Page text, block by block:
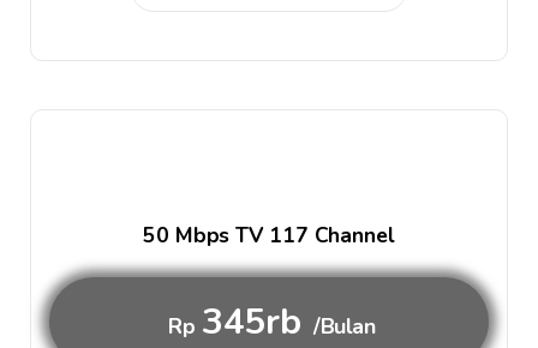
50 Mbps TV 117 Channel
Rp 345rb /Bulan